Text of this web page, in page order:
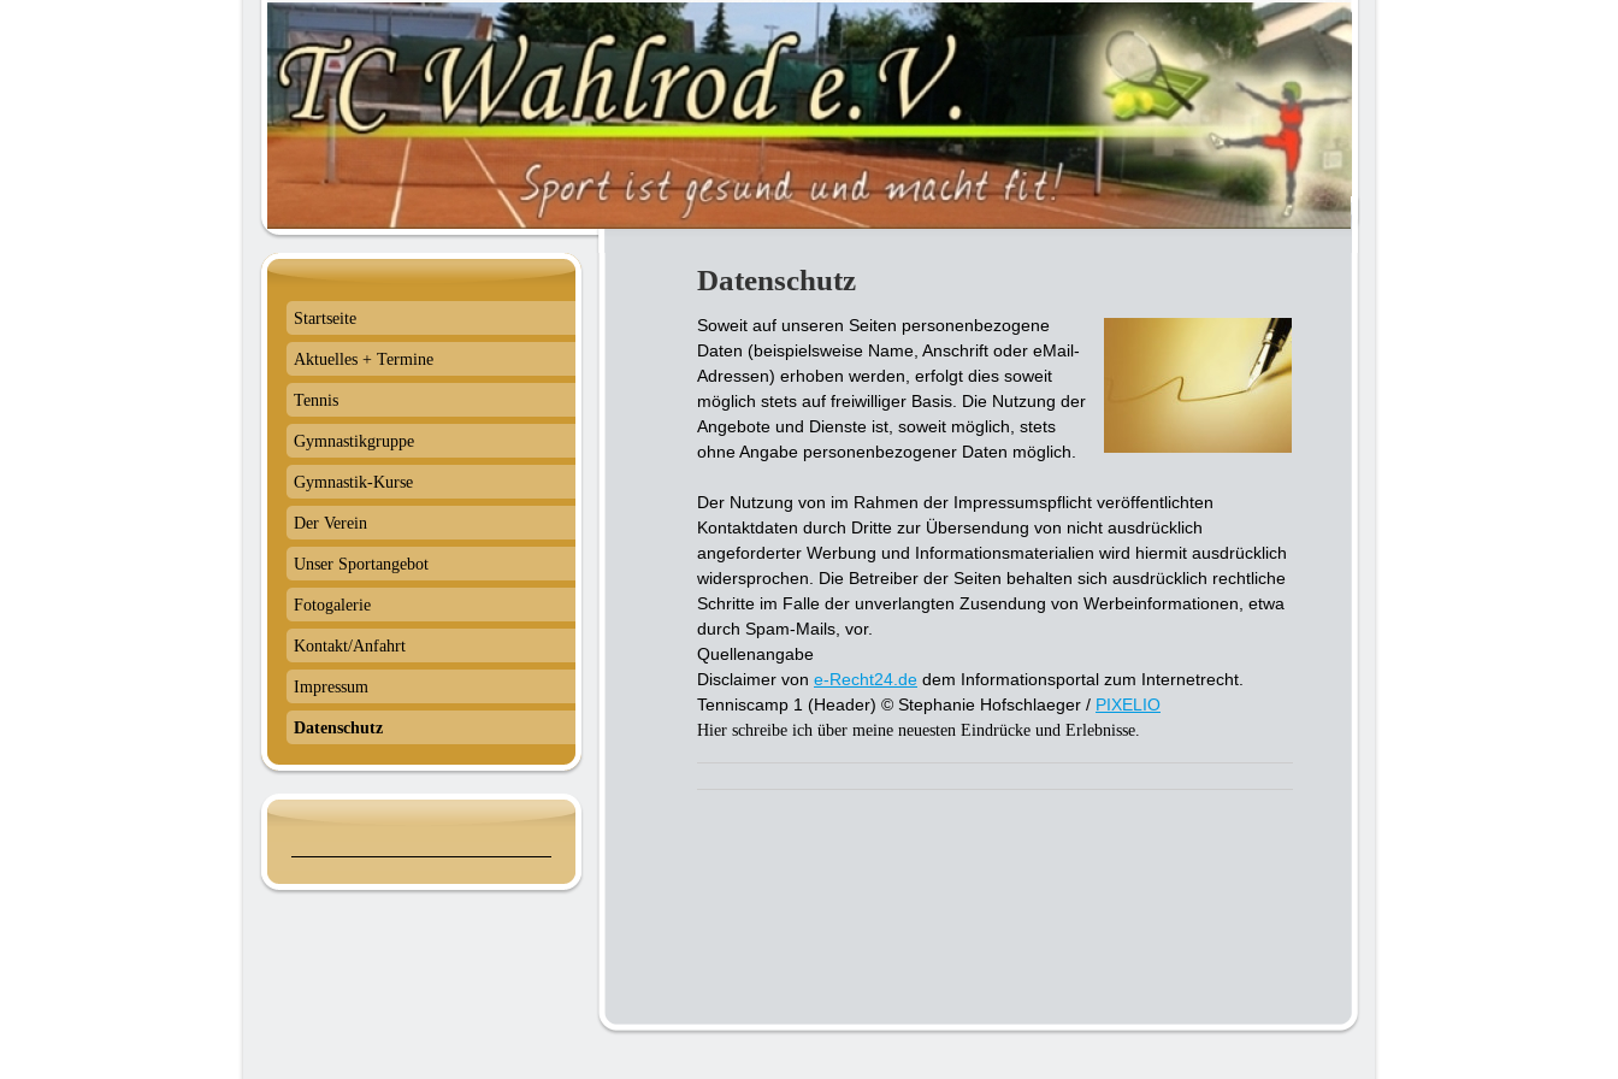
Datenschutz
Soweit auf unseren Seiten personenbezogene
Daten (beispielsweise Name, Anschrift oder eMail-
Adressen) erhoben werden, erfolgt dies soweit
möglich stets auf freiwilliger Basis. Die Nutzung der
Angebote und Dienste ist, soweit möglich, stets
ohne Angabe personenbezogener Daten möglich.
Der Nutzung von im Rahmen der Impressumspflicht veröffentlichten
Kontaktdaten durch Dritte zur Übersendung von nicht ausdrücklich
angeforderter Werbung und Informationsmaterialien wird hiermit ausdrücklich
widersprochen. Die Betreiber der Seiten behalten sich ausdrücklich rechtliche
Schritte im Falle der unverlangten Zusendung von Werbeinformationen, etwa
durch Spam-Mails, vor.
Quellenangabe
Disclaimer von e-Recht24.de dem Informationsportal zum Internetrecht.
Tenniscamp 1 (Header) © Stephanie Hofschlaeger / PIXELIO
Hier schreibe ich über meine neuesten Eindrücke und Erlebnisse.
Startseite
Aktuelles + Termine
Tennis
Gymnastikgruppe
Gymnastik-Kurse
Der Verein
Unser Sportangebot
Fotogalerie
Kontakt/Anfahrt
Impressum
Datenschutz